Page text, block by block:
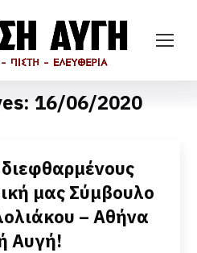
16/06/2020
μας Σύμβουλο
– Αθήνα
Αυγή!